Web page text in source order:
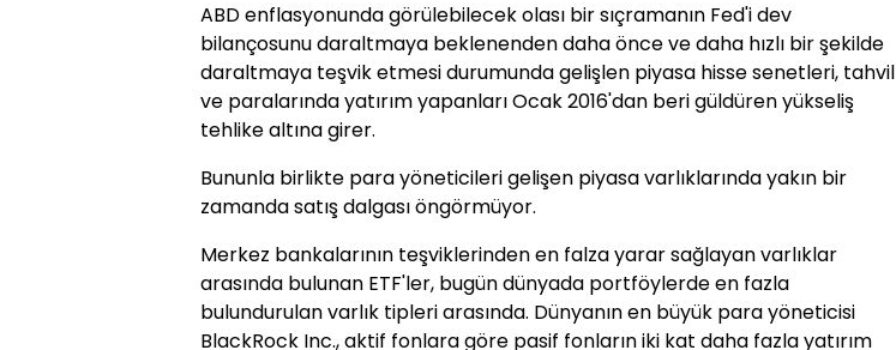
ABD enflasyonunda görülebilecek olası bir sıçramanın Fed'i dev
bilançosunu daraltmaya beklenenden daha önce ve daha hızlı bir şekilde
daraltmaya teşvik etmesi durumunda gelişlen piyasa hisse senetleri, tahvil
ve paralarında yatırım yapanları Ocak 2016'dan beri güldüren yükseliş
tehlike altına girer.
Bununla birlikte para yöneticileri gelişen piyasa varlıklarında yakın bir
zamanda satış dalgası öngörmüyor.
Merkez bankalarının teşviklerinden en falza yarar sağlayan varlıklar
arasında bulunan ETF'ler, bugün dünyada portföylerde en fazla
bulundurulan varlık tipleri arasında. Dünyanın en büyük para yöneticisi
BlackRock Inc., aktif fonlara göre pasif fonların iki kat daha fazla yatırım